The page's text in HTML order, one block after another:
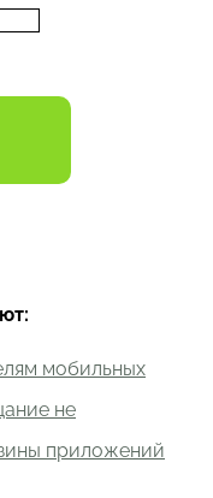
мобильных
не
приложений